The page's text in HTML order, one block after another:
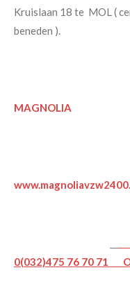
Kruislaan 18 te MOL (
beneden ).
MAGNOLIA
0(032)475 76 70 71